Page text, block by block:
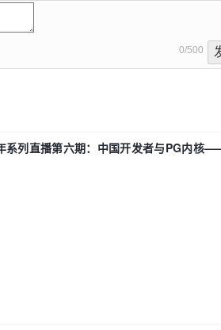
0/500
系列直播第六期：中国开发者与PG内核
什么？